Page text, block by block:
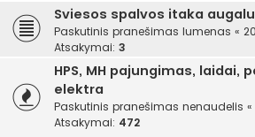
Sviesos spalvos itaka
Paskutinis pranešimas lumenas «
Atsakymai: 3
HPS, MH pajungimas, laidai,
elektra
Paskutinis pranešimas nenaudelis «
Atsakymai: 472